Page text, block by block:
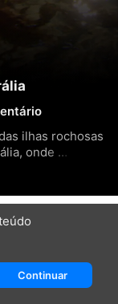
ilhas rochosas
onde
Continuar